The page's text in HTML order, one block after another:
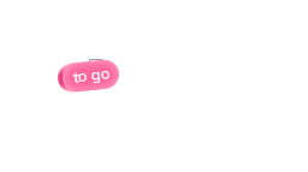
to go